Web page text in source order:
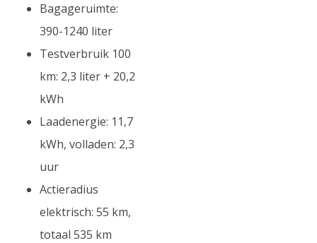
Bagageruimte:
390-1240 liter
Testverbruik 100
km: 2,3 liter + 20,2
kWh
Laadenergie: 11,7
kWh, volladen: 2,3
uur
Actieradius
elektrisch: 55 km,
totaal 535 km